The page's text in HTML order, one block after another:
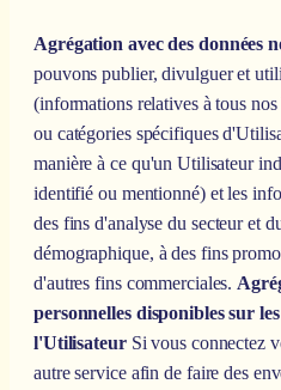
Agrégation avec des données
pouvons publier, divulguer et
(informations relatives à tous
ou catégories spécifiques
manière à ce qu'un Utilisateur
identifié ou mentionné) et les
des fins d'analyse du secteur et
démographique, à des fins
d'autres fins commerciales.
personnelles disponibles sur
l'UtilisateurSi vous connectez
autre service afin de faire des